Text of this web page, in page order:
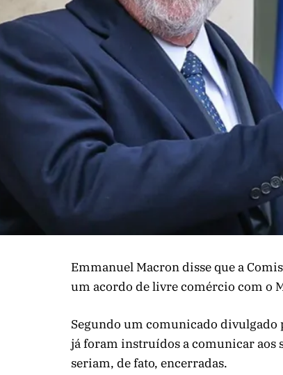
Emmanuel Macron disse que a
um acordo de livre comércio com o
Segundo um comunicado divulgado
já foram instruídos a comunicar aos
seriam, de fato, encerradas.